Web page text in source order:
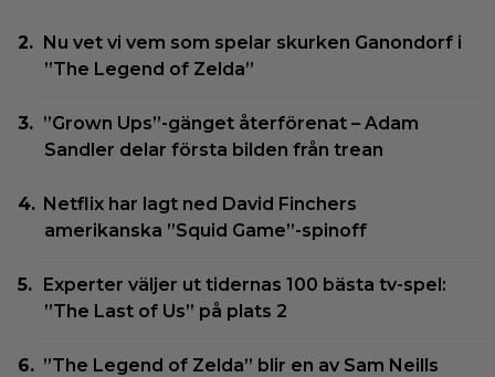
Nu vet vi vem som spelar skurken Ganondorf i
”The Legend of Zelda”
”Grown Ups”-gänget återförenat – Adam
Sandler delar första bilden från trean
Netflix har lagt ned David Finchers
amerikanska ”Squid Game”-spinoff
Experter väljer ut tidernas 100 bästa tv-spel:
”The Last of Us” på plats 2
”The Legend of Zelda” blir en av Sam Neills